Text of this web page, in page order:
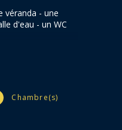
Chambre(s)
véranda - une
d'eau - un WC
espace grange.